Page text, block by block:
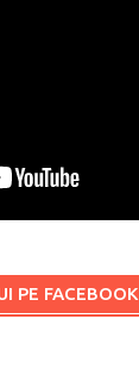
PE FACEBOOK